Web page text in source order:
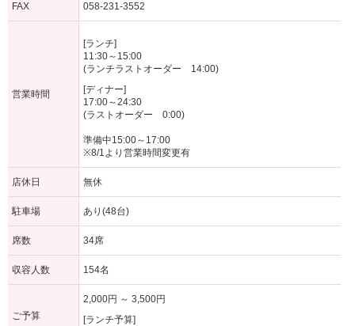
FAX 058-231-3552
営業時間
[ランチ]
11:30～15:00
(ランチラストオーダー 14:00)
[ディナー]
17:00～24:30
(ラストオーダー 0:00)
準備中15:00～17:00
※8/1より営業時間変更有
店休日 無休
駐車場 あり(48台)
席数 34席
収容人数 154名
ご予算
2,000円 ～ 3,500円
[ランチ予算]